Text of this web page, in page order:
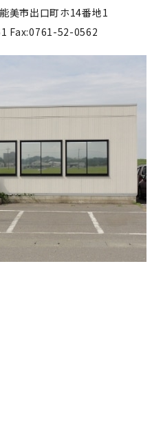
美市出口町ホ14番地1
Fax:0761-52-0562